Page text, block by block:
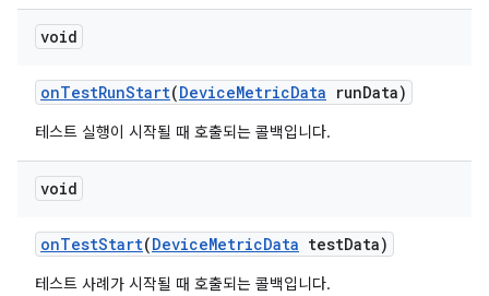
void
onTestRunStart(DeviceMetricData runData)
테스트 실행이 시작될 때 호출되는 콜백입니다.
void
onTestStart(DeviceMetricData testData)
테스트 사례가 시작될 때 호출되는 콜백입니다.